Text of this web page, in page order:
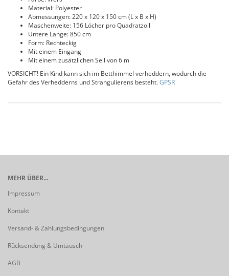
Material: Polyester
Abmessungen: 220 x 120 x 150 cm (L x B x H)
Maschenweite: 156 Löcher pro Quadratzoll
Untere Länge: 850 cm
Form: Rechteckig
Mit einem Eingang
Mit einem zusätzlichen Seil von 6 m
VORSICHT! Ein Kind kann sich im Betthimmel verheddern, wodurch die
Gefahr des Verhedderns und Strangulierens besteht.GPSR
MEHR ÜBER...
Impressum
Kontakt
Versand- & Zahlungsbedingungen
Rücksendung & Umtausch
AGB